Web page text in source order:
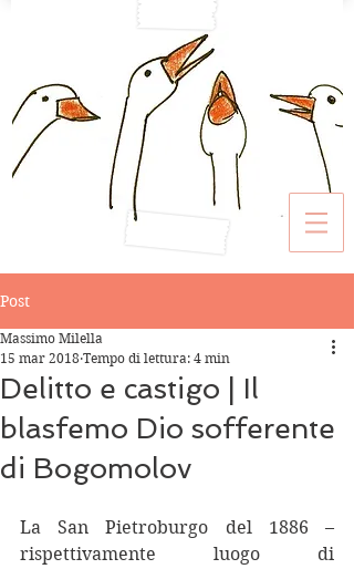
Post
Delitto e castigo | Il
blasfemo Dio sofferente
di Bogomolov
Massimo Milella
15 mar 2018 Tempo di lettura: 4 min
La San Pietroburgo del 1886 –
rispettivamente luogo di